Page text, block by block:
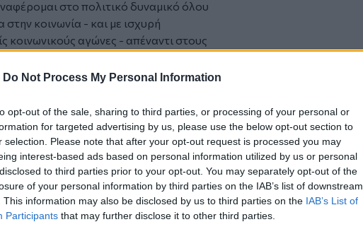
Do Not Process My Personal Information
opt-out of the sale, sharing to third parties, or processing of your personal or
for targeted advertising by us, please use the below opt-out section to
selection. Please note that after your opt-out request is processed you may
interest-based ads based on personal information utilized by us or personal
to third parties prior to your opt-out. You may separately opt-out of the
of your personal information by third parties on the IAB’s list of downstream
This information may also be disclosed by us to third parties on the IAB’s List of
Participants that may further disclose it to other third parties.
στο πολιτικό δυναμικό όλου
κοινωνία - και με ισχυρή
κοινωνικούς αγώνες - απέναντι στους
που αναζητούν προοπτική,
ασφάλεια και δικαιώματα,
της χώρας που ερημώνουν, απέναντι
και Δικαιοσύνη. Οφείλουμε να
αποφάσεις ώστε το όραμά μας για μια
στη χώρα να αποκτήσει ξανά
στο παγκόσμιο πλαίσιο, η υφήλιος
και αποσταθεροποίησης. Οι αρχές της
του Διεθνούς Δικαίου υποχωρούν